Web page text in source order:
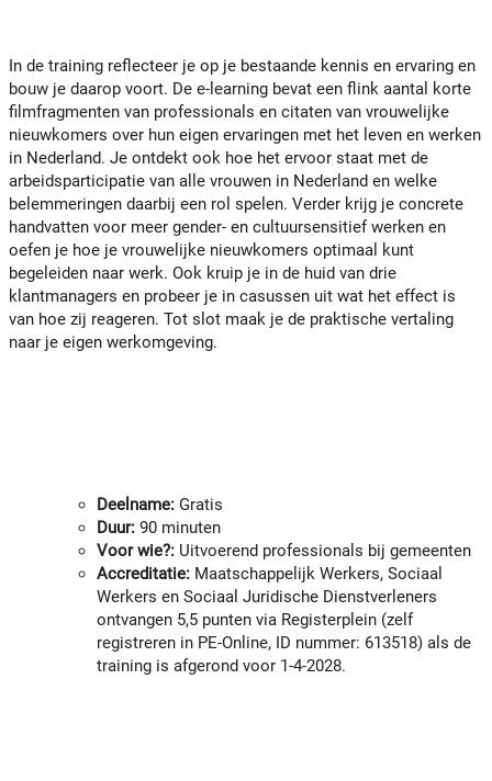
In de training reflecteer je op je bestaande kennis en ervaring en
bouw je daarop voort. De e-learning bevat een flink aantal korte
filmfragmenten van professionals en citaten van vrouwelijke
nieuwkomers over hun eigen ervaringen met het leven en werken
in Nederland. Je ontdekt ook hoe het ervoor staat met de
arbeidsparticipatie van alle vrouwen in Nederland en welke
belemmeringen daarbij een rol spelen. Verder krijg je concrete
handvatten voor meer gender- en cultuursensitief werken en
oefen je hoe je vrouwelijke nieuwkomers optimaal kunt
begeleiden naar werk. Ook kruip je in de huid van drie
klantmanagers en probeer je in casussen uit wat het effect is
van hoe zij reageren. Tot slot maak je de praktische vertaling
naar je eigen werkomgeving.
Deelname: Gratis
Duur: 90 minuten
Voor wie?: Uitvoerend professionals bij gemeenten
Accreditatie: Maatschappelijk Werkers, Sociaal
Werkers en Sociaal Juridische Dienstverleners
ontvangen 5,5 punten via Registerplein (zelf
registreren in PE-Online, ID nummer: 613518) als de
training is afgerond voor 1-4-2028.